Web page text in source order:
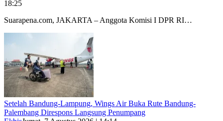
18:25
Suarapena.com, JAKARTA – Anggota Komisi I DPR RI…
Setelah Bandung-Lampung, Wings Air Buka Rute Bandung-
Palembang Direspons Langsung Penumpang